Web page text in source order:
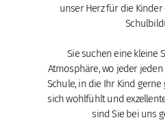
unser Herz für die
Sie suchen eine kleine
Atmosphäre, wo jeder
Schule, in die Ihr Kind
sich wohlfühlt und
sind Sie bei uns